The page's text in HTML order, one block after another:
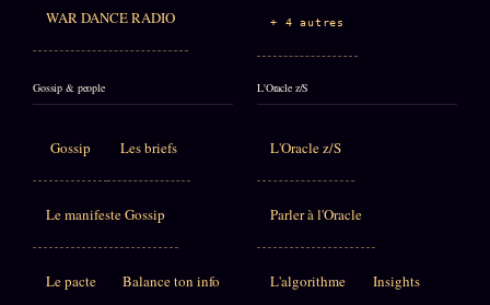
WAR DANCE RADIO + 4 autres
Gossip & people
Gossip Les briefs
Le manifeste Gossip
Le pacte Balance ton info
L'Oracle z/S
L'Oracle z/S
Parler à l'Oracle
L'algorithme Insights